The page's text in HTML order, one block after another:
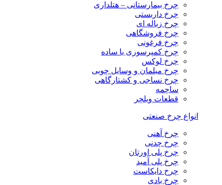
چرخ بیمارستانی – هتلداری
چرخ داربستی
چرخ زباله ای
چرخ فروشگاهی
چرخ فرغونی
چرخ کمپرسوری یا ساده
چرخ لوکس
چرخ مبلمان و وسایل چوبی
چرخ نساجی و کشتارگاهی
ساچمه
قطعات ویلچر
انواع چرخ صنعتی
چرخ آهنی
چرخ چدنی
چرخ پلی اورتان
چرخ پلی آمید
چرخ دایکاست
چرخ بادی